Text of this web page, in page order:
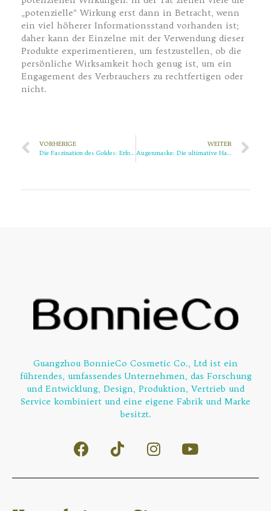
„potenzielle“ Wirkung erst dann in Betracht, wenn
ein viel höherer Informationsstand vorhanden ist;
daher kann der Einzelne mit der Verwendung dieser
Produkte experimentieren, um festzustellen, ob die
persönliche Wirksamkeit hoch genug ist, um ein
Engagement des Verbrauchers zu rechtfertigen oder
nicht.
VORHERIGE
Die Faszination des Goldes: Erforschen Sie die Verwendung von Gold in der modernen Hautpflege und Schönheit
WEITER
Augenmaske: Die ultimative Hautpflege Augenpflaster
Guangzhou BonnieCo Cosmetic Co., Ltd ist ein
führendes, umfassendes Unternehmen, das Forschung
und Entwicklung, Design, Produktion, Vertrieb und
Service kombiniert und eine eigene Fabrik und Marke
besitzt.